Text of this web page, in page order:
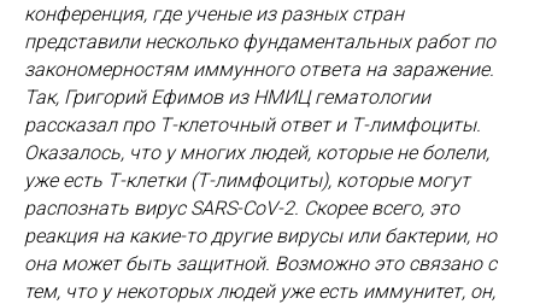
конференция, где ученые из разных стран
представили несколько фундаментальных работ по
закономерностям иммунного ответа на заражение.
Так, Григорий Ефимов из НМИЦ гематологии
рассказал про Т-клеточный ответ и Т-лимфоциты.
Оказалось, что у многих людей, которые не болели,
уже есть Т-клетки (Т-лимфоциты), которые могут
распознать вирус SARS-CoV-2. Скорее всего, это
реакция на какие-то другие вирусы или бактерии, но
она может быть защитной. Возможно это связано с
тем, что у некоторых людей уже есть иммунитет, он,